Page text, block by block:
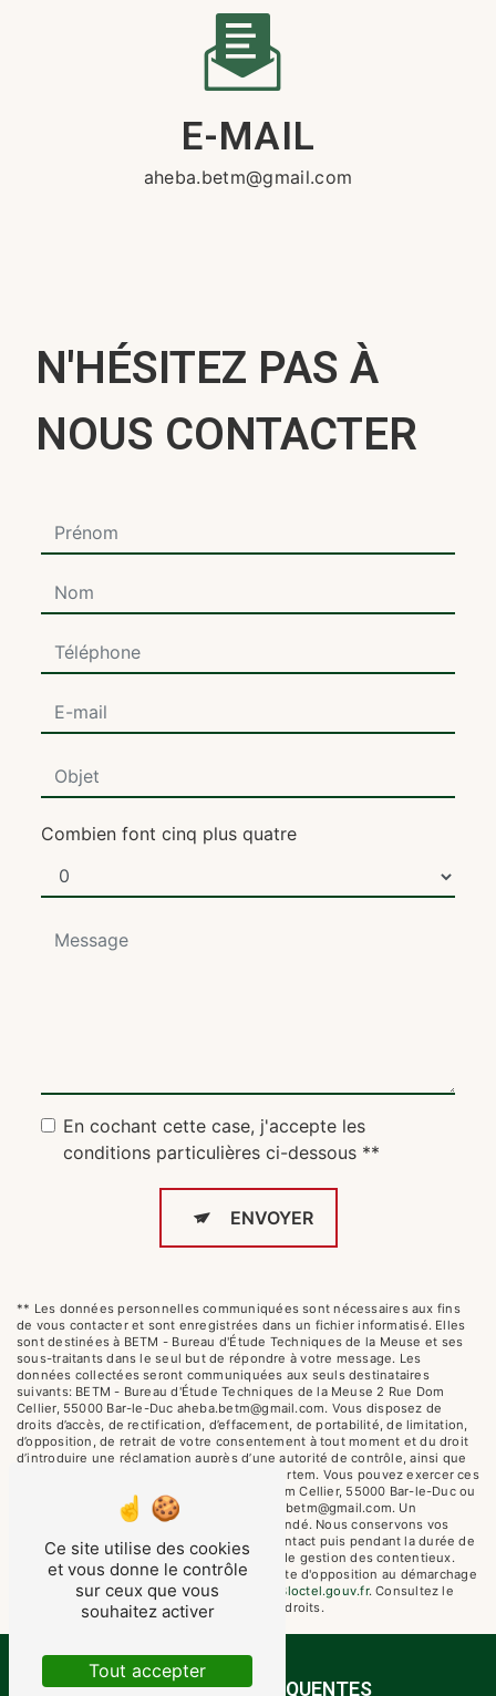
E-MAIL
aheba.betm@gmail.com
N'HÉSITEZ PAS À
NOUS CONTACTER
Combien font cinq plus quatre
En cochant cette case, j'accepte les
conditions particulières ci-dessous **
ENVOYER
** Les données personnelles communiquées sont nécessaires aux fins
de vous contacter et sont enregistrées dans un fichier informatisé. Elles
sont destinées à BETM - Bureau d'Étude Techniques de la Meuse et ses
sous-traitants dans le seul but de répondre à votre message. Les
données collectées seront communiquées aux seuls destinataires
suivants: BETM - Bureau d'Étude Techniques de la Meuse 2 Rue Dom
Cellier, 55000 Bar-le-Duc aheba.betm@gmail.com. Vous disposez de
droits d’accès, de rectification, d’effacement, de portabilité, de limitation,
d’opposition, de retrait de votre consentement à tout moment et du droit
d’introduire une réclamation auprès d’une autorité de contrôle, ainsi que
d’organiser le sort de vos données post-mortem. Vous pouvez exercer ces
droits par voie postale à l'adresse 2 Rue Dom Cellier, 55000 Bar-le-Duc ou
par courrier électronique à l'adresse aheba.betm@gmail.com. Un
justificatif d'identité pourra vous être demandé. Nous conservons vos
données pendant la période de prise de contact puis pendant la durée de
prescription légale aux fins probatoires et de gestion des contentieux.
Vous avez le droit de vous inscrire sur la liste d'opposition au démarchage
téléphonique, disponible à cette adresse:
Bloctel.gouv.fr. Consultez le
site cnil.fr pour plus d’informations sur vos droits.
RECHERCHES FRÉQUENTES
Ce site utilise des cookies
et vous donne le contrôle
sur ceux que vous
souhaitez activer
Tout accepter